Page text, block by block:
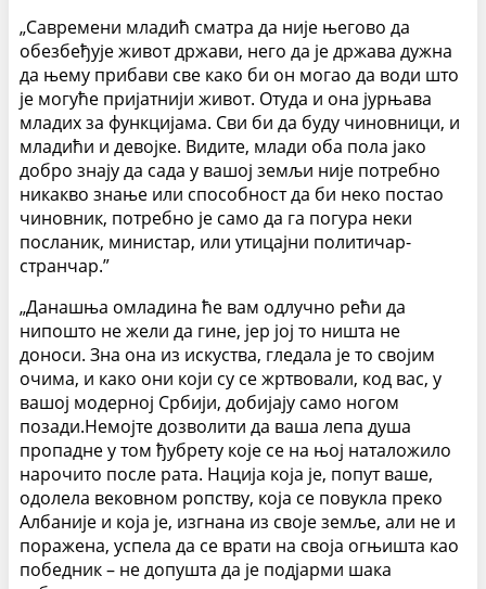
„Савремени младић сматра да није његово да
обезбеђује живот држави, него да је држава дужна
да њему прибави све како би он могао да води што
је могуће пријатнији живот. Отуда и она јурњава
младих за функцијама. Сви би да буду чиновници, и
младићи и девојке. Видите, млади оба пола јако
добро знају да сада у вашој земљи није потребно
никакво знање или способност да би неко постао
чиновник, потребно је само да га погура неки
посланик, министар, или утицајни политичар-
странчар.”
„Данашња омладина ће вам одлучно рећи да
нипошто не жели да гине, јер јој то ништа не
доноси. Зна она из искуства, гледала је то својим
очима, и како они који су се жртвовали, код вас, у
вашој модерној Србији, добијају само ногом
позади.Немојте дозволити да ваша лепа душа
пропадне у том ђубрету које се на њој наталожило
нарочито после рата. Нација која је, попут ваше,
одолела вековном ропству, која се повукла преко
Албаније и која је, изгнана из своје земље, али не и
поражена, успела да се врати на своја огњишта као
победник – не допушта да је подјарми шака